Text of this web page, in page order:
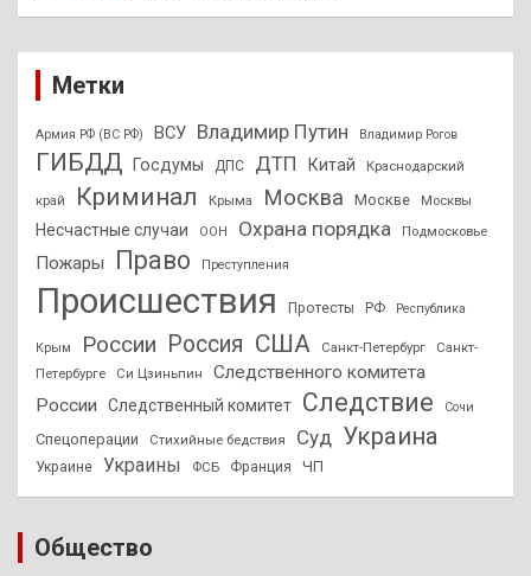
Метки
Армия РФ (ВС РФ) ВСУ Владимир Путин Владимир Рогов
ГИБДД Госдумы ДПС ДТП Китай Краснодарский
край Криминал Крыма Москва Москве Москвы
Несчастные случаи ООН Охрана порядка Подмосковье
Пожары Право Преступления
Происшествия Протесты РФ Республика
Крым России Россия США Санкт-Петербург
Санкт-
Петербурге
Си Цзиньпин
Следственного комитета
России
Следственный комитет Следствие Сочи
Спецоперации Стихийные бедствия Суд Украина
Украине Украины ФСБ Франция ЧП
Общество